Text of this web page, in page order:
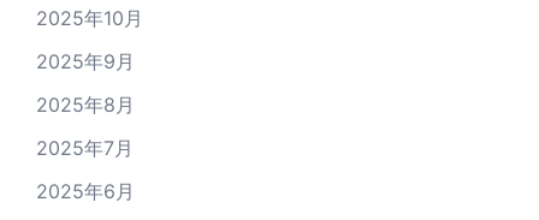
2025年10月
2025年9月
2025年8月
2025年7月
2025年6月